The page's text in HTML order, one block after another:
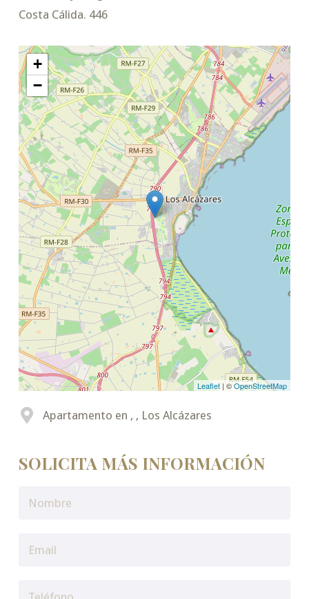
Costa Cálida. 446
+
−
Leaflet | ©OpenStreetMap
Apartamento en , , Los Alcázares
SOLICITA MÁS INFORMACIÓN